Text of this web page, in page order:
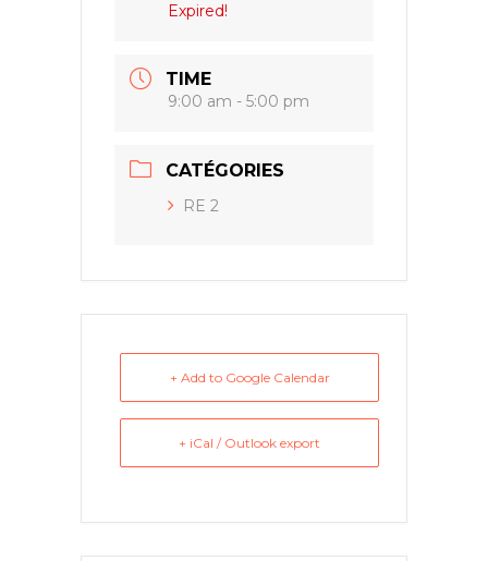
Expired!
TIME
9:00 am - 5:00 pm
CATÉGORIES
RE 2
+ Add to Google Calendar
+ iCal / Outlook export